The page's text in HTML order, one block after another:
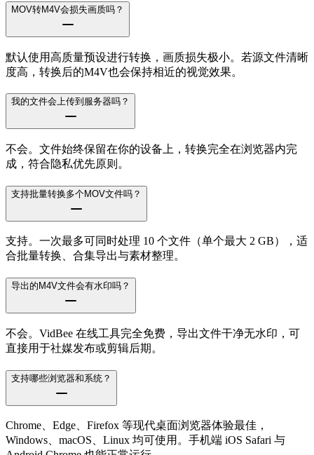
MOV转M4V会损失画质吗？
默认使用高质量预设进行转换，画质损失极小。若源文件清晰
度高，转换后的M4V也会保持相近的视觉效果。
我的文件会上传到服务器吗？
不会。文件始终保留在你的设备上，转换完全在浏览器内完
成，符合隐私优先原则。
支持批量转换多个MOV文件吗？
支持。一次最多可同时处理 10 个文件（单个最大 2 GB），适
合批量转换、合集导出与素材整理。
导出的M4V文件会有水印吗？
不会。VidBee 在线工具完全免费，导出文件干净无水印，可
直接用于社媒发布或剪辑后期。
支持哪些浏览器和系统？
Chrome、Edge、Firefox 等现代桌面浏览器体验最佳，
Windows、macOS、Linux 均可使用。手机端 iOS Safari 与